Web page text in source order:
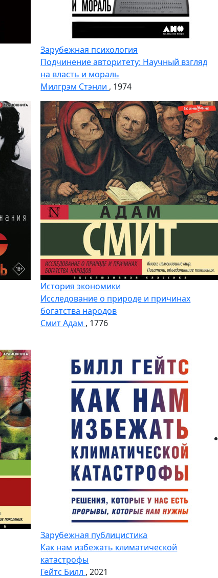
Зарубежная психология
Подчинение авторитету: Научный взгляд
на власть и мораль
Милгрэм Стэнли , 1974
История экономики
Исследование о природе и причинах
богатства народов
Смит Адам , 1776
Зарубежная публицистика
Как нам избежать климатической
катастрофы
Гейтс Билл , 2021